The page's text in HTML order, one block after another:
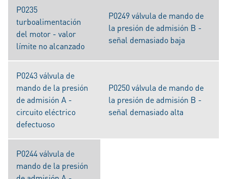
P0235
turboalimentación
del motor - valor
límite no alcanzado
P0249 válvula de mando de
la presión de admisión B -
señal demasiado baja
P0243 válvula de
mando de la presión
de admisión A -
circuito eléctrico
defectuoso
P0250 válvula de mando de
la presión de admisión B -
señal demasiado alta
P0244 válvula de
mando de la presión